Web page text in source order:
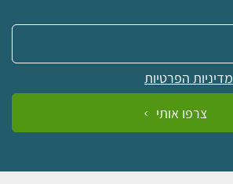
מדיניות הפרטיות
צרפו אותי